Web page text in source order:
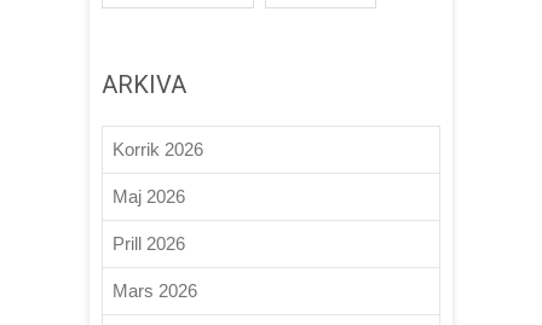
ARKIVA
Korrik 2026
Maj 2026
Prill 2026
Mars 2026